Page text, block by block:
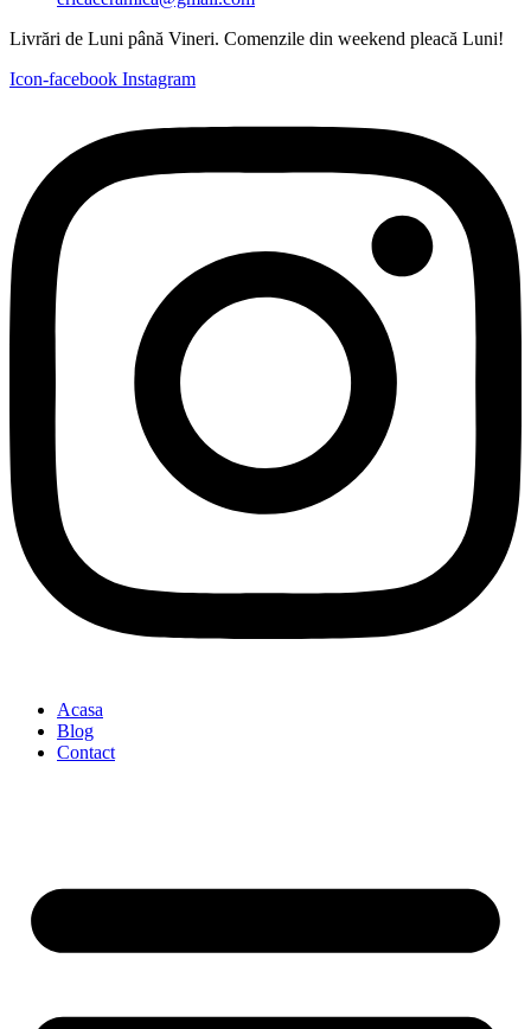
Livrări de Luni până Vineri. Comenzile din weekend pleacă Luni!
Icon-facebook Instagram
Acasa
Blog
Contact